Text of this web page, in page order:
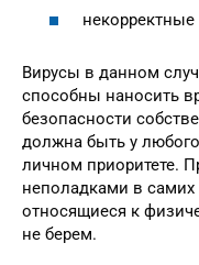
Вирусы в данном
способны наносить
безопасности
должна быть у любого
личном приоритете.
неполадками в самих
относящиеся к
не берем.